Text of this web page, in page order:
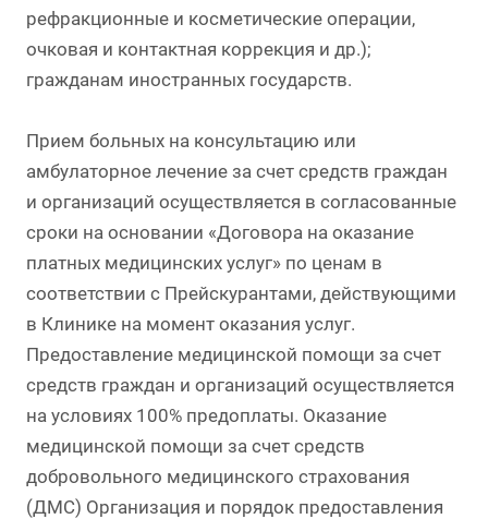
рефракционные и косметические операции,
очковая и контактная коррекция и др.);
гражданам иностранных государств.
Прием больных на консультацию или
амбулаторное лечение за счет средств граждан
и организаций осуществляется в согласованные
сроки на основании «Договора на оказание
платных медицинских услуг» по ценам в
соответствии с Прейскурантами, действующими
в Клинике на момент оказания услуг.
Предоставление медицинской помощи за счет
средств граждан и организаций осуществляется
на условиях 100% предоплаты. Оказание
медицинской помощи за счет средств
добровольного медицинского страхования
(ДМС) Организация и порядок предоставления